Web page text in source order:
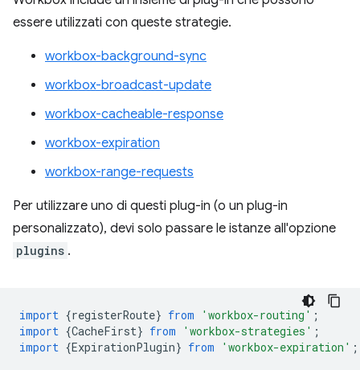
essere utilizzati con queste strategie.
workbox-background-sync
workbox-broadcast-update
workbox-cacheable-response
workbox-expiration
workbox-range-requests
Per utilizzare uno di questi plug-in (o un plug-in
personalizzato), devi solo passare le istanze all'opzione
plugins .
import {registerRoute} from 'workbox-routing' ;
import {CacheFirst} from 'workbox-strategies' ;
import {ExpirationPlugin} from 'workbox-expiration' ;